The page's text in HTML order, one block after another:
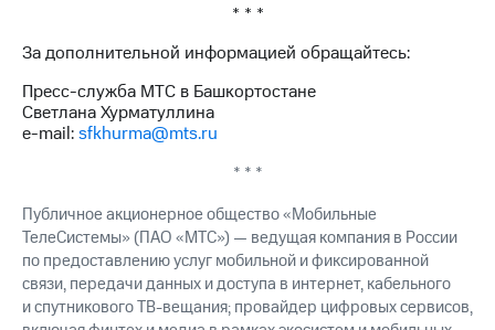
аудит
акций
Описание
выкупа
акций
Дивиденды
Рынок
облигаций
* * *
За дополнительной информацией обращайтесь:
Пресс-служба МТС в Башкортостане
Светлана Хурматуллина
e-mail:sfkhurma@mts.ru
* * *
Публичное акционерное общество «Мобильные
ТелеСистемы» (ПАО «МТС») — ведущая компания в России
по предоставлению услуг мобильной и фиксированной
связи, передачи данных и доступа в интернет, кабельного
и спутникового ТВ-вещания; провайдер цифровых сервисов,